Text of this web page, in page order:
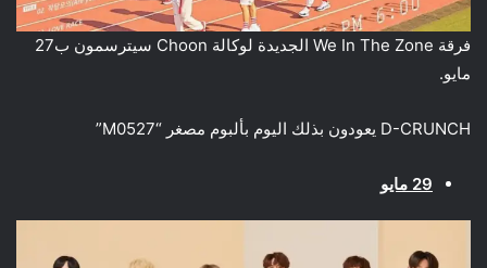
فرقة We In The Zone الجديدة لوكالة Choon سيترسمون ب27
مايو.
D-CRUNCH يعودون بذلك اليوم بألبوم مصغر “M0527”
29 مايو